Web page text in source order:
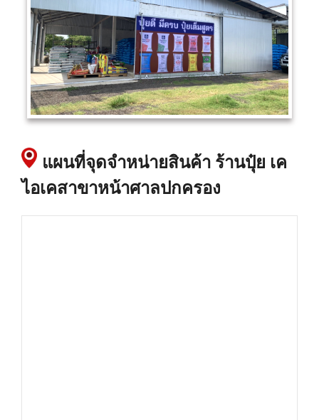
แผนที่จุดจำหน่ายสินค้า ร้านปุ๋ย เค
ไอเคสาขาหน้าศาลปกครอง